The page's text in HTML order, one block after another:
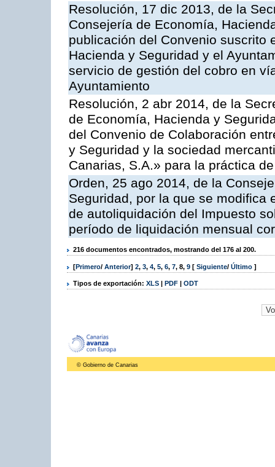
Resolución, 17 dic 2013, de la
Consejería de Economía,
publicación del Convenio suscrito
Hacienda y Seguridad y el
servicio de gestión del cobro en
Ayuntamiento
Resolución, 2 abr 2014, de la
de Economía, Hacienda y
del Convenio de Colaboración
y Seguridad y la sociedad
Canarias, S.A.» para la práctica
Orden, 25 ago 2014, de la
Seguridad, por la que se modifica
de autoliquidación del Impuesto
período de liquidación mensual
216 documentos encontrados, mostrando del 176 al 200.
[Primero/ Anterior] 2, 3, 4, 5, 6, 7, 8, 9 [ Siguiente/ Último ]
Tipos de exportación: XLS | PDF | ODT
© Gobierno de Canarias